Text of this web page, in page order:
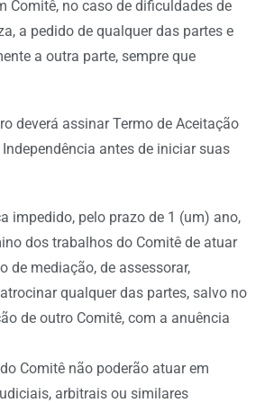
Comitê, no caso de dificuldades de
a pedido de qualquer das partes e
a outra parte, sempre que
deverá assinar Termo de Aceitação
antes de iniciar suas
impedido, pelo prazo de 1 (um) ano,
dos trabalhos do Comitê de atuar
de mediação, de assessorar,
qualquer das partes, salvo no
de outro Comitê, com a anuência
Comitê não poderão atuar em
arbitrais ou similares